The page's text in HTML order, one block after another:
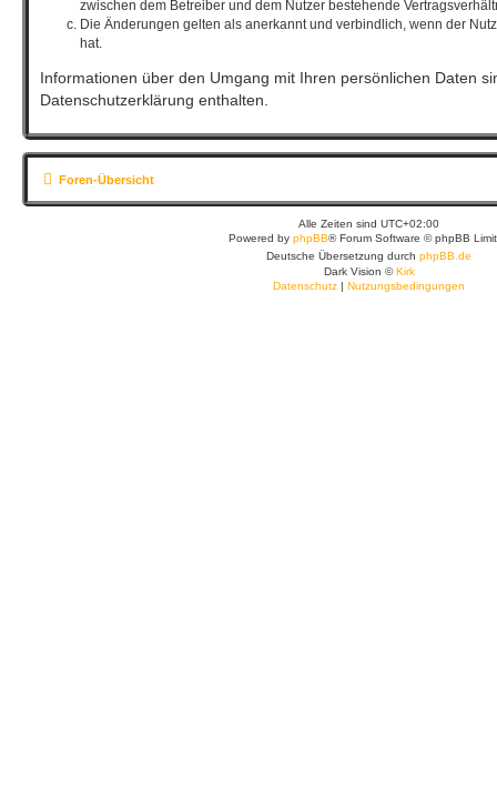
zwischen dem Betreiber und dem Nutzer bestehende
Die Änderungen gelten als anerkannt und verbindlich, wenn der
hat.
Informationen über den Umgang mit Ihren persönlichen Daten
Datenschutzerklärung enthalten.
Foren-Übersicht
Alle Zeiten sind UTC+02:00
Powered by phpBB® Forum Software © phpBB
Deutsche Übersetzung durch phpBB.de
Dark Vision ©Kirk
Datenschutz | Nutzungsbedingungen